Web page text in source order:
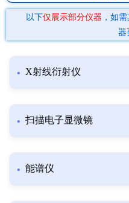
以下仅展示部分仪器 ，如
器
X射线衍射仪
扫描电子显微镜
能谱仪